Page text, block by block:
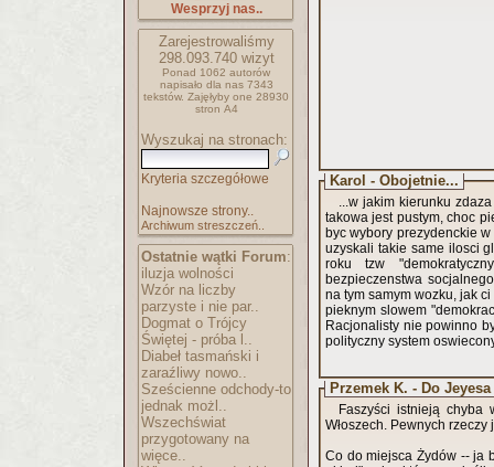
Wesprzyj nas..
Zarejestrowaliśmy
298.093.740wizyt
Ponad 1062 autorów
napisało dla nas 7343
tekstów. Zajęłyby one 28930
stron A4
Wyszukaj na stronach:
Kryteria szczegółowe
Najnowsze strony..
Archiwum streszczeń..
Ostatnie wątki Forum:
iluzja wolności
Wzór na liczby
parzyste i nie par..
Dogmat o Trójcy
Świętej - próba l..
Diabeł tasmański i
zaraźliwy nowo..
Sześcienne odchody-to
jednak możl..
Wszechświat
przygotowany na
więce..
Karol - Obojetnie...
...w jakim kierunku
takowa jest pustym, choc
byc wybory prezydenckie
uzyskali takie same ilosci
roku tzw
bezpieczenstwa
na tym samym wozku, jak
pieknym slowem
Racjonalisty nie powinno
polityczny system
Przemek K. - Do
Faszyści istnieją
Włoszech. Pewnych
Co do miejsca Żydów -- ja